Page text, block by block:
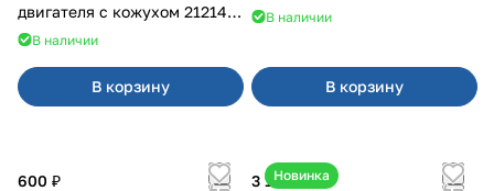
двигателя с кожухом 21214
2121-21213 ВАЛЕЕ 95
В наличии
В корзину
В наличии
В корзину
600 ₽
Новинка
3 100 ₽